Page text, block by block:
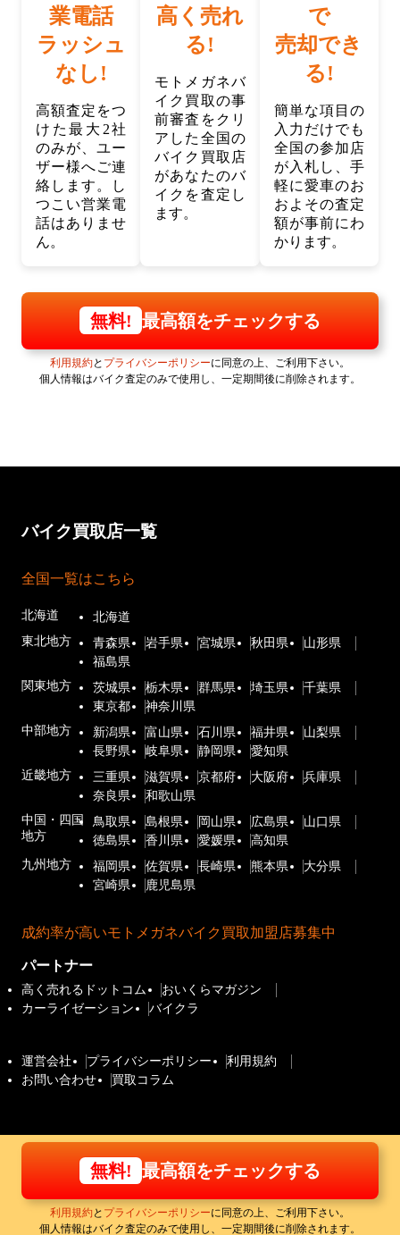
業電話
ラッシュ
なし!
高額査定をつ
けた最大2社
のみが、ユー
ザー様へご連
絡します。し
つこい営業電
話はありませ
ん。
高く売れ
る!
モトメガネバ
イク買取の事
前審査をクリ
アした全国の
バイク買取店
があなたのバ
イクを査定し
ます。
で
売却でき
る!
簡単な項目の
入力だけでも
全国の参加店
が入札し、手
軽に愛車のお
およその査定
額が事前にわ
かります。
無料! 最高額をチェックする
利用規約と プライバシーポリシーに同意の上、ご利用下さい。
個人情報はバイク査定のみで使用し、一定期間後に削除されます。
無料! 最高額をチェックする
利用規約 と プライバシーポリシーに同意の上、ご利用下さい。
個人情報はバイク査定のみで使用し、一定期間後に削除されます。
バイク買取店一覧
全国一覧はこちら
北海道
北海道
東北地方
青森県 岩手県 宮城県 秋田県
山形県
福島県
関東地方
茨城県 栃木県 群馬県 埼玉県
千葉県
東京都
神奈川県
中部地方
新潟県 富山県 石川県 福井県
山梨県
長野県
岐阜県 静岡県
愛知県
近畿地方
三重県 滋賀県 京都府 大阪府
兵庫県
奈良県
和歌山県
中国・四国
地方
鳥取県 島根県 岡山県 広島県
山口県
徳島県
香川県 愛媛県
高知県
九州地方
福岡県 佐賀県 長崎県 熊本県
大分県
宮崎県
鹿児島県
成約率が高いモトメガネバイク買取加盟店募集中
パートナー
高く売れるドットコム
おいくらマガジン
カーライゼーション
バイクラ
運営会社 プライバシーポリシー
利用規約
お問い合わせ
買取コラム